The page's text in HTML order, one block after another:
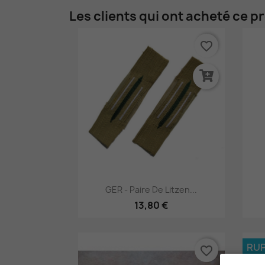
Les clients qui ont acheté ce
 Aperçu rapide
GER - Paire De Litzen...
13,80 €
favorite_border
favorite_border